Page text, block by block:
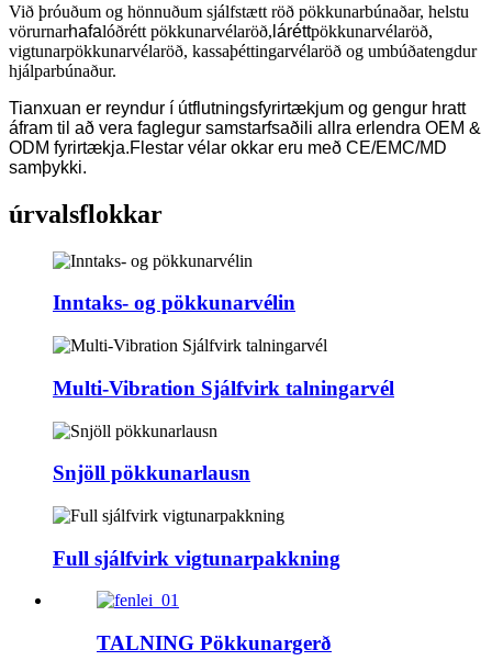
Við þróuðum og hönnuðum sjálfstætt röð pökkunarbúnaðar, helstu
vörurnarhafalóðrétt pökkunarvélaröð, láréttpökkunarvélaröð,
vigtunarpökkunarvélaröð, kassaþéttingarvélaröð og umbúðatengdur
hjálparbúnaður.
Tianxuan er reyndur í útflutningsfyrirtækjum og gengur hratt
áfram til að vera faglegur samstarfsaðili allra erlendra OEM &
ODM fyrirtækja.Flestar vélar okkar eru með CE/EMC/MD
samþykki.
úrvalsflokkar
Inntaks- og pökkunarvélin
Multi-Vibration Sjálfvirk talningarvél
Snjöll pökkunarlausn
Full sjálfvirk vigtunarpakkning
TALNING Pökkunargerð